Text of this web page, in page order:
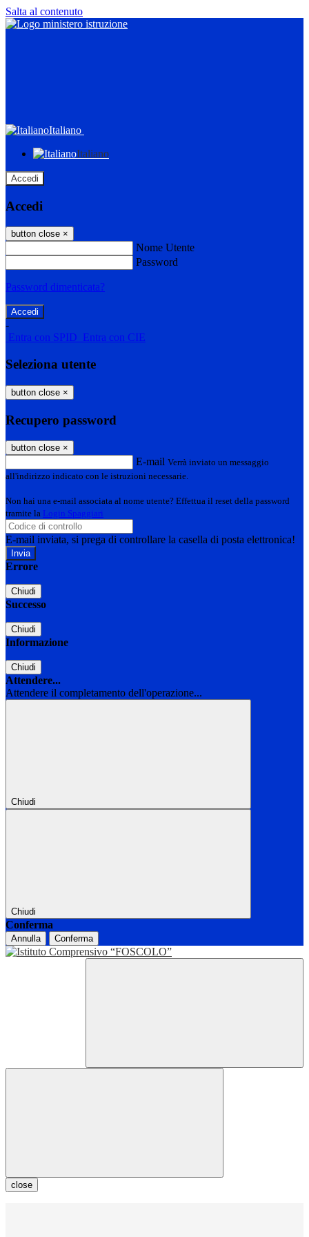
Salta al contenuto
Italiano
Italiano
Accedi
Accedi
button close ×
Nome Utente
Password
Password dimenticata?
-
Entra con SPID Entra con CIE
Seleziona utente
button close ×
Recupero password
button close ×
E-mail Verrà inviato un messaggio
all'indirizzo indicato con le istruzioni necessarie.
Non hai una e-mail associata al nome utente? Effettua il reset della password
tramite la Login Spaggiari
E-mail inviata, si prega di controllare la casella di posta elettronica!
Errore
Chiudi
Successo
Chiudi
Informazione
Chiudi
Attendere...
Attendere il completamento dell'operazione...
Chiudi
Chiudi
Conferma
Annulla Conferma
close